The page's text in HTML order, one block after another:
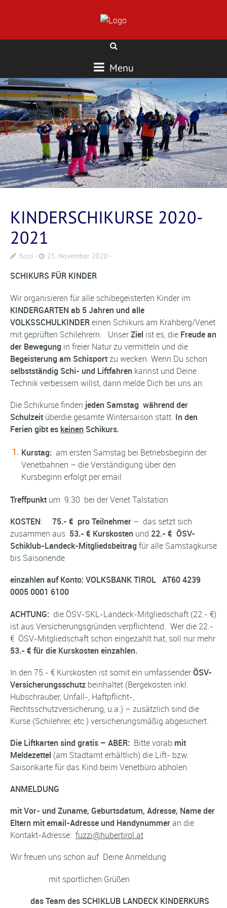
Menu
KINDERSCHIKURSE 2020-
2021
fuzzi 25. November 2020
SCHIKURS FÜR KINDER
Wir organisieren für alle schibegeisterten Kinder im
KINDERGARTEN ab 5 Jahren und alle
VOLKSSCHULKINDEReinen Schikurs am Krahberg/Venet
mit geprüften Schilehrern. UnserZiel ist es, die Freude an
der Bewegung in freier Natur zu vermitteln und die
Begeisterung am Schisportzu wecken. Wenn Du schon
selbstständig Schi- und Liftfahren kannst und Deine
Technik verbessern willst, dann melde Dich bei uns an.
Die Schikurse finden jeden Samstag während der
Schulzeit überdie gesamte Wintersaison statt. In den
Ferien gibt es keinen Schikurs.
Kurstag: am ersten Samstag bei Betriebsbeginn der
Venetbahnen – die Verständigung über den
Kursbeginn erfolgt per email
Treffpunkt um 9.30 bei der Venet Talstation
KOSTEN: 75.- € pro Teilnehmer – das setzt sich
zusammen aus 53.- € Kurskosten und 22.- € ÖSV-
Schiklub-Landeck-Mitgliedsbeitrag für alle Samstagkurse
bis Saisonende
einzahlen auf Konto: VOLKSBANK TIROL AT60 4239
0005 0001 6100
ACHTUNG: die ÖSV-SKL-Landeck-Mitgliedschaft (22.- €)
ist aus Versicherungsgründen verpflichtend. Wer die 22.-
€ ÖSV-Mitgliedschaft schon eingezahlt hat, soll nur mehr
53.- € für die Kurskosten einzahlen.
In den 75.- € Kurskosten ist somit ein umfassenderÖSV-
Versicherungsschutz beinhaltet (Bergekosten inkl.
Hubschrauber, Unfall-, Haftpflicht-,
Rechtsschutzversicherung, u.a.) – zusätzlich sind die
Kurse (Schilehrer, etc.) versicherungsmäßig abgesichert.
Die Liftkarten sind gratis – ABER: Bitte vorab mit
Meldezettel (am Stadtamt erhältlich) die Lift- bzw.
Saisonkarte für das Kind beim Venetbüro abholen.
ANMELDUNG
mit Vor- und Zuname, Geburtsdatum, Adresse, Name der
Eltern mit email-Adresse und Handynummeran die
Kontakt-Adresse: fuzzi@hubertirol.at
Wir freuen uns schon auf Deine Anmeldung
mit sportlichen Grüßen
das Team des SCHIKLUB LANDECK KINDERKURS